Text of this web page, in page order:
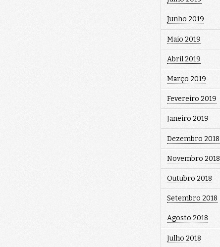
Junho 2019
Maio 2019
Abril 2019
Março 2019
Fevereiro 2019
Janeiro 2019
Dezembro 2018
Novembro 2018
Outubro 2018
Setembro 2018
Agosto 2018
Julho 2018